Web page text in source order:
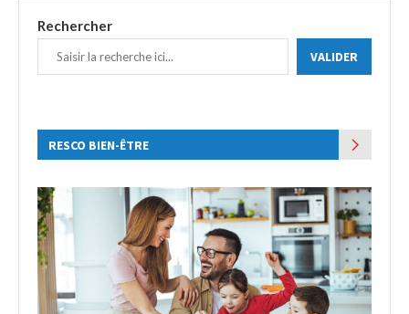
Rechercher
VALIDER
RESCO BIEN-ÊTRE